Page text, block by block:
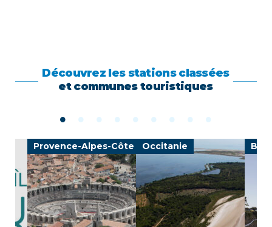
Découvrez les stations classées
et communes touristiques
Provence-Alpes-Côte d'Azur
Occitanie